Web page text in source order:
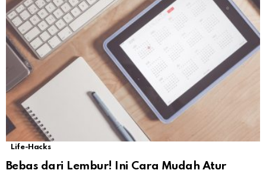
Life-Hacks
Bebas dari Lembur! Ini Cara Mudah Atur